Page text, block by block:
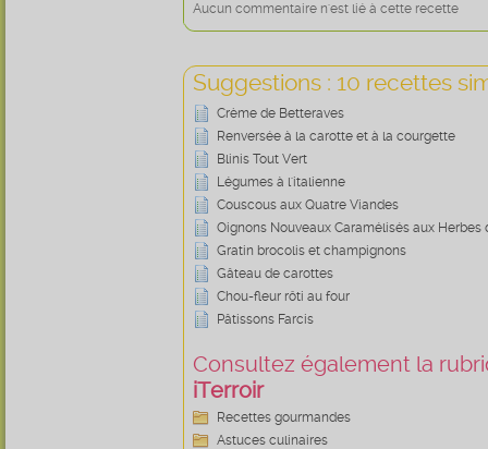
Aucun commentaire n'est lié à cette recette
Suggestions : 10 recettes
Crème de Betteraves
Renversée à la carotte et à la courgette
Blinis Tout Vert
Légumes à l'italienne
Couscous aux Quatre Viandes
Oignons Nouveaux Caramélisés aux Herbes
Gratin brocolis et champignons
Gâteau de carottes
Chou-fleur rôti au four
Pâtissons Farcis
Consultez également la
iTerroir
Recettes gourmandes
Astuces culinaires